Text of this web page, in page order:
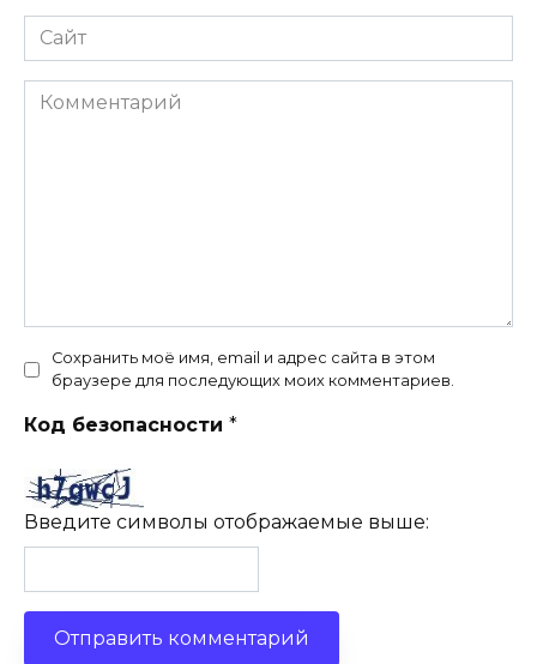
Сайт
Комментарий
Сохранить моё имя, email и адрес сайта в этом
браузере для последующих моих комментариев.
Код безопасности *
Введите символы отображаемые выше: